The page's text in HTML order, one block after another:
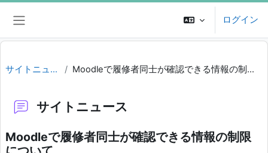
メインコンテンツへスキップする
ログイン
サイトニュース Moodleで履修者同士が確認できる情報の制限について
サイトニュース
Moodleで履修者同士が確認できる情報の制限